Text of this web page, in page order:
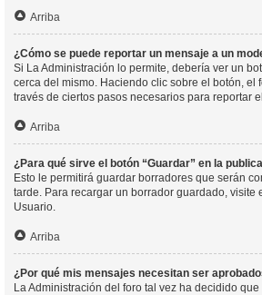
Arriba
¿Cómo se puede reportar un mensaje a un
Si La Administración lo permite, debería ver un
cerca del mismo. Haciendo clic sobre el botón, el
través de ciertos pasos necesarios para reportar
Arriba
¿Para qué sirve el botón “Guardar” en la
Esto le permitirá guardar borradores que serán
tarde. Para recargar un borrador guardado, visite
Usuario.
Arriba
¿Por qué mis mensajes necesitan ser
La Administración del foro tal vez ha decidido